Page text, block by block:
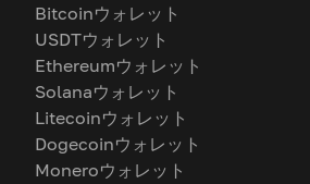
Bitcoinウォレット
USDTウォレット
Ethereumウォレット
Solanaウォレット
Litecoinウォレット
Dogecoinウォレット
Moneroウォレット